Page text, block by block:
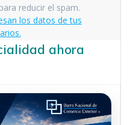
reducir el spam.
los datos de tus
ahora